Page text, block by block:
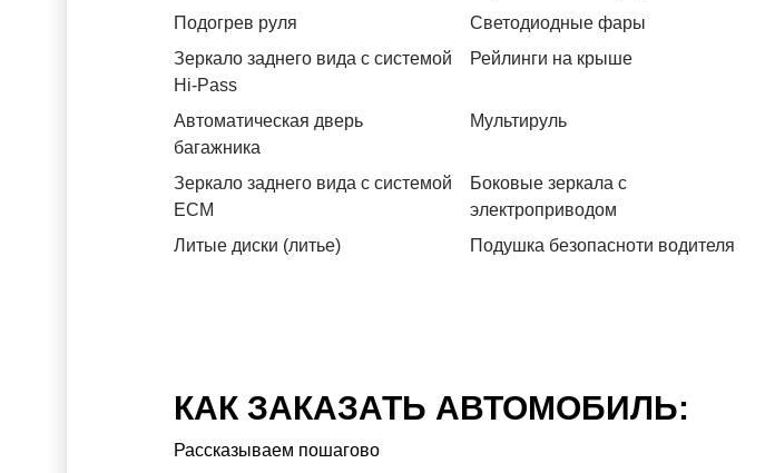
Подогрев руля
Светодиодные фары
Зеркало заднего вида с системой
Hi-Pass
Рейлинги на крыше
Автоматическая дверь
багажника
Мультируль
Зеркало заднего вида с системой
ЕСМ
Боковые зеркала с
электроприводом
Литые диски (литье)
Подушка безопасноти водителя
КАК ЗАКАЗАТЬ АВТОМОБИЛЬ:
Рассказываем пошагово